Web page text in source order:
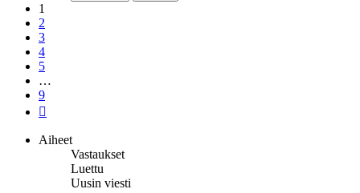
1
2
3
4
5
…
9
Aiheet
Vastaukset
Luettu
Uusin viesti